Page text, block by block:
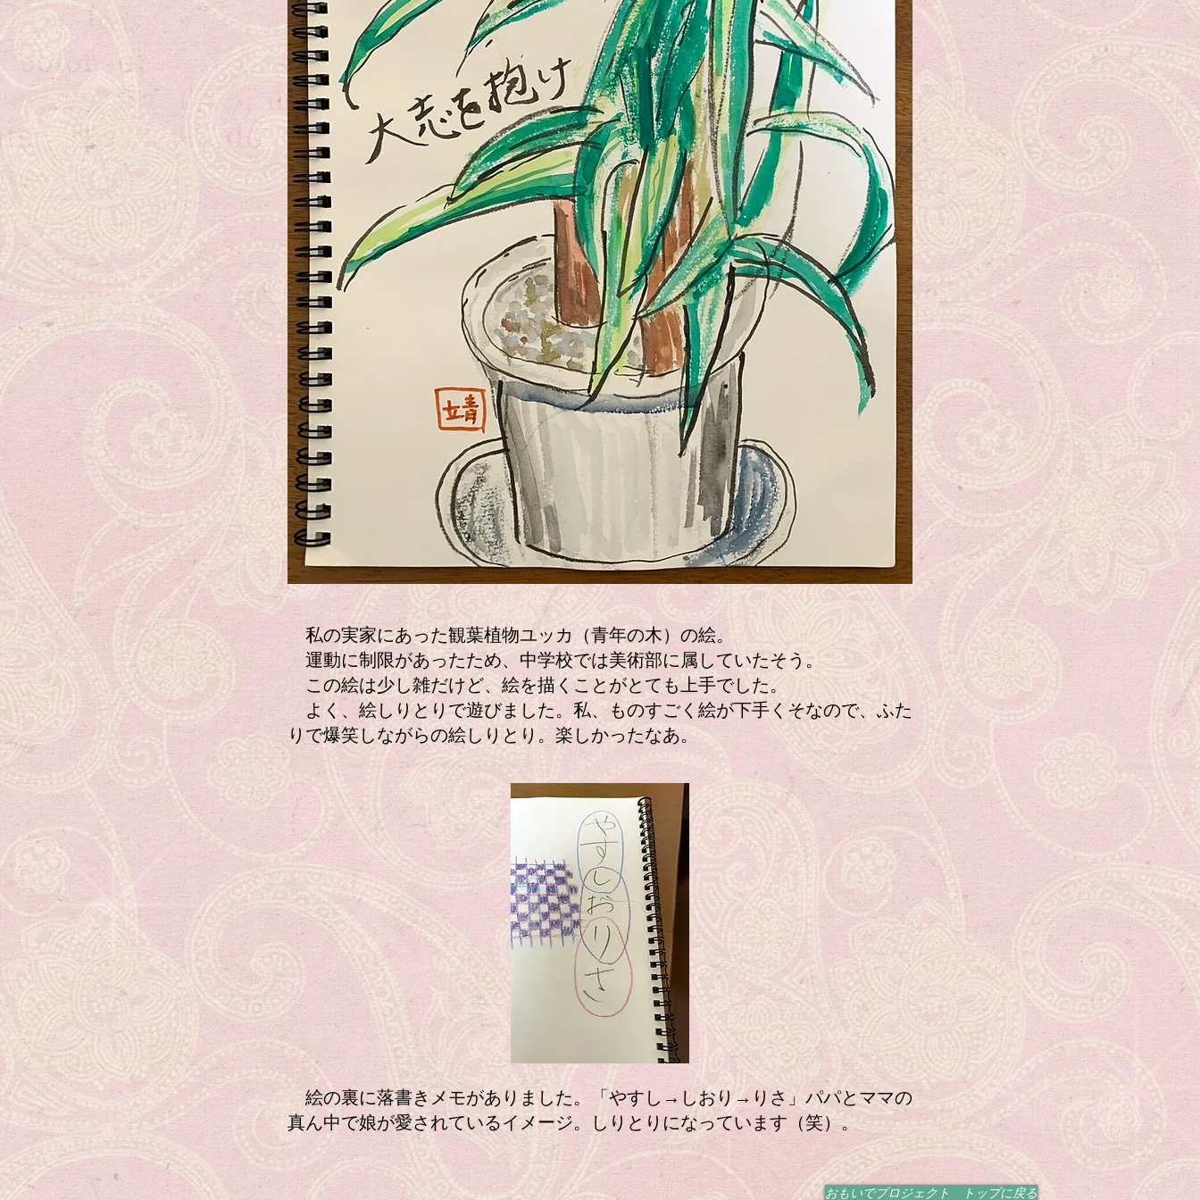
私の実家にあった観葉植物ユッカ（青年の木）の絵。
運動に制限があったため、中学校では美術部に属していたそう。
この絵は少し雑だけど、絵を描くことがとても上手でした。
よく、絵しりとりで遊びました。私、ものすごく絵が下手くそなので、ふた
りで爆笑しながらの絵しりとり。楽しかったなあ。
絵の裏に落書きメモがありました。「やすし→しおり→りさ」パパとママの
真ん中で娘が愛されているイメージ。しりとりになっています（笑）。
おもいでプロジェクト トップに戻る